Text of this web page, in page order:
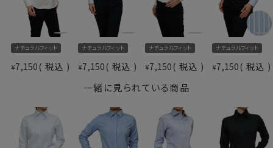
★ナチュラルフィット
細すぎず自然なフィット感でありながらスッキリとしたシ
ルエットのナチュラルフィット。
上質綿を使用した品の良いシンプルなレディース・ワイド
カラーシャツ。
どんなスタイリングにも合う万能シャツとしておすすめの
素材
綿100％（80番手双糸）
プレミアムコットン＝ペルヴィアンピマ
形態安定
素材名
カルゼ
衿型
ワイドカラー
キーパー
なし
裏前立て
ポケット
ポケットなし
織柄無地
バレル
ナチュラルフィット
¥7,150 税込
ナチュラルフィット
¥7,150 税込
ナチュラルフィット
¥7,150 税込
ナチュラルフィット
¥7,150 税込
一緒に見られている商品